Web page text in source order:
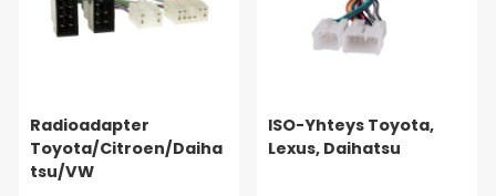
Radioadapter
Toyota/Citroen/Daiha
tsu/VW
ISO-Yhteys Toyota,
Lexus, Daihatsu